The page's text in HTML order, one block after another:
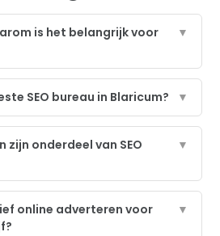
is het belangrijk voor
▼
SEO bureau in Blaricum? ▼
zijn onderdeel van SEO
▼
online adverteren voor
▼